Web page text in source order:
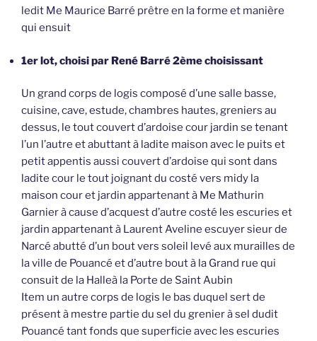
ledit Me Maurice Barré prêtre en la forme et manière
qui ensuit
1er lot, choisi par René Barré 2ème choisissant
Un grand corps de logis composé d’une salle basse,
cuisine, cave, estude, chambres hautes, greniers au
dessus, le tout couvert d’ardoise cour jardin se tenant
l’un l’autre et abuttant à ladite maison avec le puits et
petit appentis aussi couvert d’ardoise qui sont dans
ladite cour le tout joignant du costé vers midy la
maison cour et jardin appartenant à Me Mathurin
Garnier à cause d’acquest d’autre costé les escuries et
jardin appartenant à Laurent Aveline escuyer sieur de
Narcé abutté d’un bout vers soleil levé aux murailles de
la ville de Pouancé et d’autre bout à la Grand rue qui
consuit de la Halleà la Porte de Saint Aubin
Item un autre corps de logis le bas duquel sert de
présent à mestre partie du sel du grenier à sel dudit
Pouancé tant fonds que superficie avec les escuries